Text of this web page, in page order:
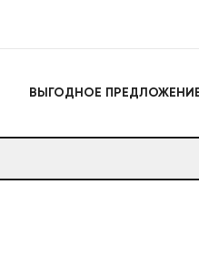
ВЫГОДНОЕ
Игрушки для
Мягкие брелоки